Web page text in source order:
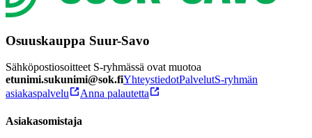
Osuuskauppa Suur-Savo
Sähköpostiosoitteet S-ryhmässä ovat muotoa
etunimi.sukunimi@sok.fiYhteystiedotPalvelutS-ryhmän
asiakaspalvelu
Anna palautetta
Asiakasomistaja